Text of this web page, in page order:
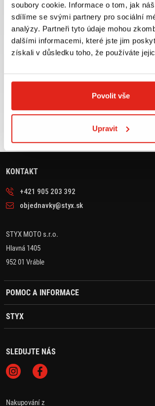
soubory cookie. Informace o tom, jak
sdílíme se svými partnery pro sociální
analýzy. Partneři tyto údaje mohou
dalšími informacemi, které jste jim
získali v důsledku toho, že používáte
Povolit vše
Upravit
Největší výběr moto
příslušenství ihned k
odběru
VÍCE INFO
expedujeme do 24 hod.
KONTAKT
+421 905 203 392
objednavky@styx.sk
STYX MOTO s.r.o.
Hlavná 1405
952 01 Vráble
POMOC A INFORMACE
STYX
SLEDUJTE NÁS
Nakupování z